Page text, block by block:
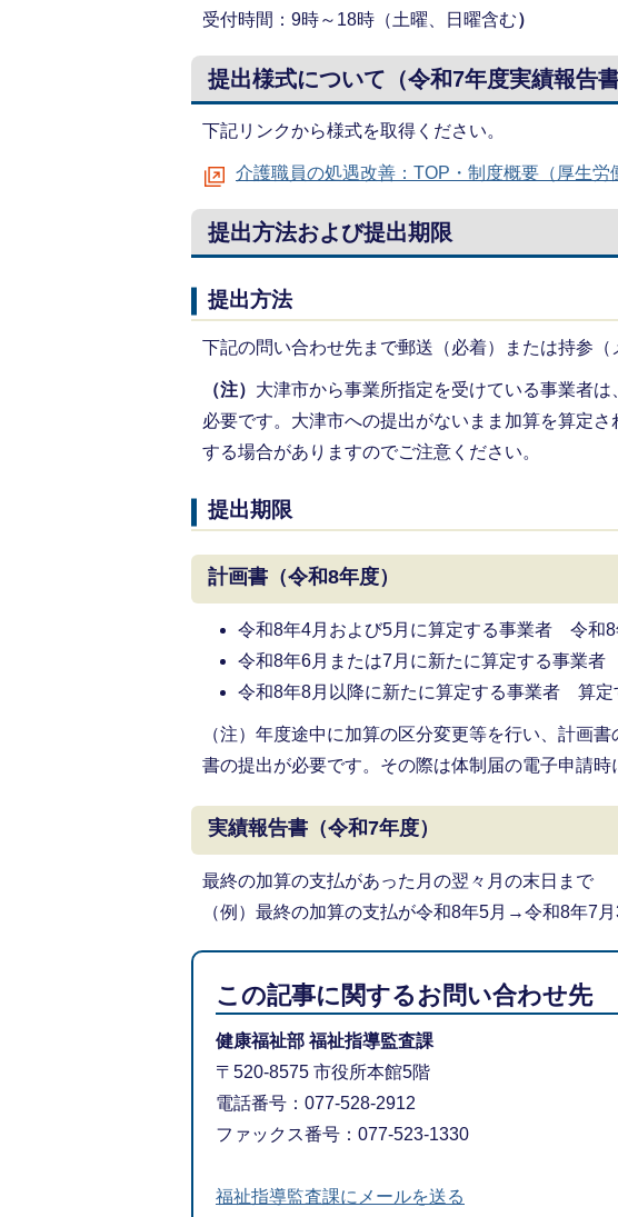
受付時間：9時～18時（土曜、日曜含む）
提出様式について（令和7年度実績報告
下記リンクから様式を取得ください。
介護職員の処遇改善：TOP・制度概要（厚生労
提出方法および提出期限
提出方法
下記の問い合わせ先まで郵送（必着）または持参（
（注） 大津市から事業所指定を受けている事業者
必要です。大津市への提出がないまま加算を算定
する場合がありますのでご注意ください。
提出期限
計画書（令和8年度）
令和8年4月および5月に算定する事業者 令和8
令和8年6月または7月に新たに算定する事業
令和8年8月以降に新たに算定する事業者 算定
（注）年度途中に加算の区分変更等を行い、計画
書の提出が必要です。その際は体制届の電子申請時
実績報告書（令和7年度）
最終の加算の支払があった月の翌々月の末日まで
（例）最終の加算の支払が令和8年5月→令和8年7月
この記事に関するお問い合わせ先
健康福祉部 福祉指導監査課
〒520-8575 市役所本館5階
電話番号：077-528-2912
ファックス番号：077-523-1330
福祉指導監査課にメールを送る